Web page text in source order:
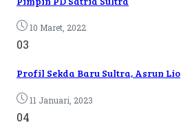
10 Maret, 2022
03
Profil Sekda Baru Sultra, Asrun Lio
11 Januari, 2023
04